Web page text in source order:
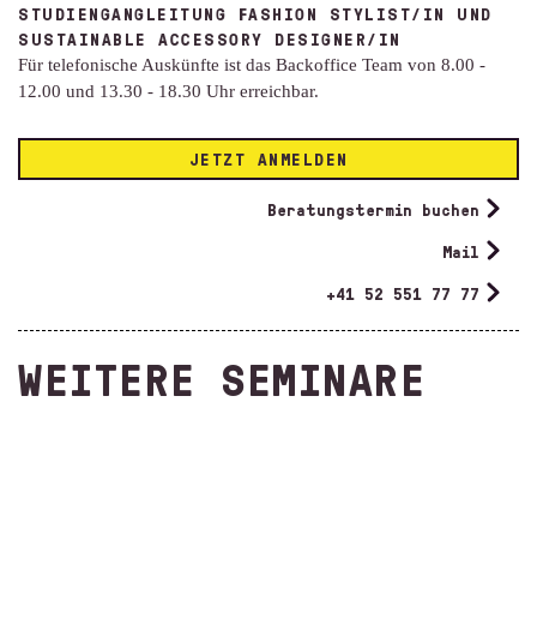
STUDIENGANGLEITUNG FASHION STYLIST/IN UND
SUSTAINABLE ACCESSORY DESIGNER/IN
Für telefonische Auskünfte ist das Backoffice Team von 8.00 -
12.00 und 13.30 - 18.30 Uhr erreichbar.
JETZT ANMELDEN
Beratungstermin buchen
Mail
+41 52 551 77 77
WEITERE SEMINARE